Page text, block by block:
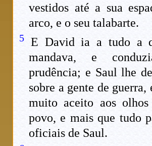
vestidos até a sua
arco, e o seu talabarte.
5 E David ia a tudo a
mandava, e
prudência; e Saul lhe
sobre a gente de guerra,
muito aceito aos
povo, e mais que tudo
oficiais de Saul.